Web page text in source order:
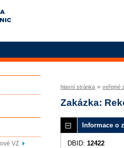
VZ
hlavní stránka » veřejné
Zakázka:
Informace o
DBID: 12422